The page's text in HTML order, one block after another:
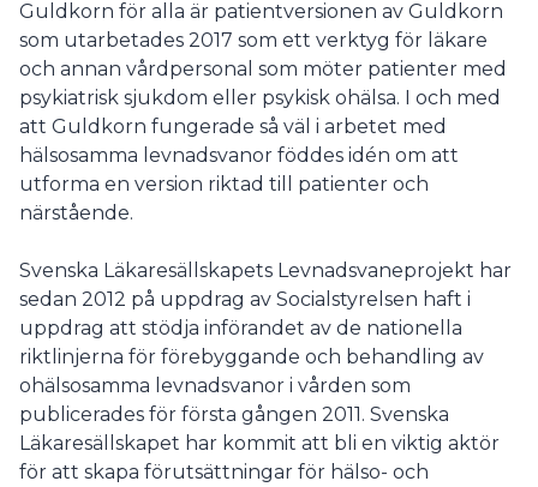
Guldkorn för alla är patientversionen av Guldkorn
som utarbetades 2017 som ett verktyg för läkare
och annan vårdpersonal som möter patienter med
psykiatrisk sjukdom eller psykisk ohälsa. I och med
att Guldkorn fungerade så väl i arbetet med
hälsosamma levnadsvanor föddes idén om att
utforma en version riktad till patienter och
närstående.
Svenska Läkaresällskapets Levnadsvaneprojekt har
sedan 2012 på uppdrag av Socialstyrelsen haft i
uppdrag att stödja införandet av de nationella
riktlinjerna för förebyggande och behandling av
ohälsosamma levnadsvanor i vården som
publicerades för första gången 2011. Svenska
Läkaresällskapet har kommit att bli en viktig aktör
för att skapa förutsättningar för hälso- och